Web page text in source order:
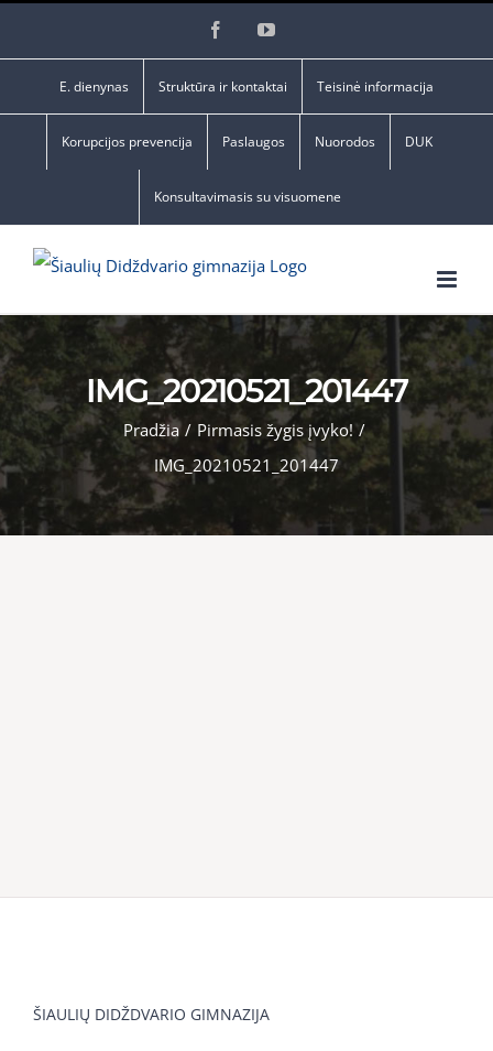
FacebookYouTube
E. dienynas Struktūra ir kontaktai Teisinė informacija
Korupcijos prevencija Paslaugos Nuorodos DUK
Konsultavimasis su visuomene
IMG_20210521_201447
Pradžia / Pirmasis žygis įvyko! /
IMG_20210521_201447
ŠIAULIŲ DIDŽDVARIO GIMNAZIJA